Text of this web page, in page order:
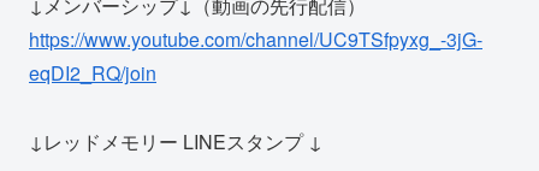
↓メンバーシップ↓（動画の先行配信）
https://www.youtube.com/channel/UC9TSfpyxg_-3jG-
eqDI2_RQ/join
↓レッドメモリー LINEスタンプ ↓